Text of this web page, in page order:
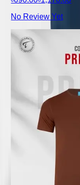
No Review Yet